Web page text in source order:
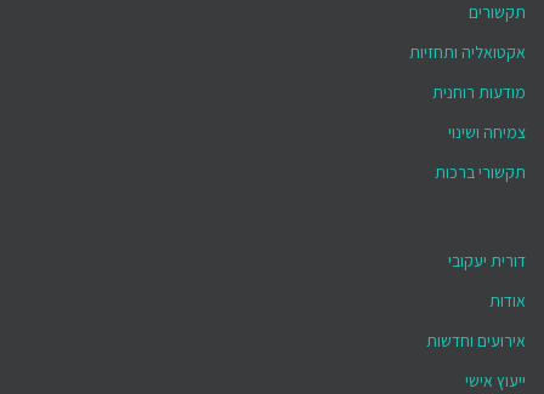
תקשורים
אקטואליה ותחזיות
מודעות רוחנית
צמיחה ושינוי
תקשורי ברכות
דורית יעקובי
אודות
אירועים וחדשות
ייעוץ אישי